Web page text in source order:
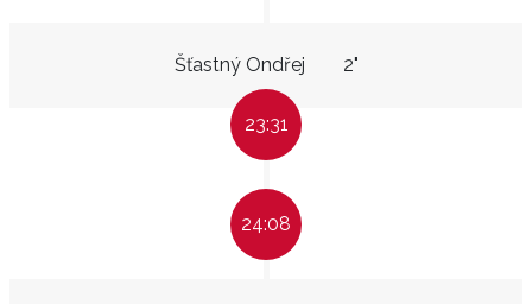
Šťastný Ondřej 2"
23:31
24:08